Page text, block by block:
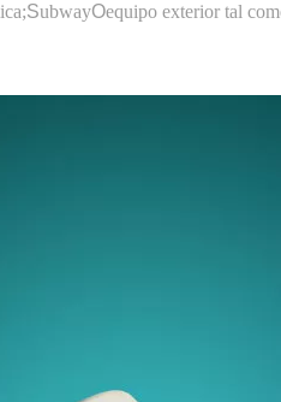
SubwayOequipo exterior tal